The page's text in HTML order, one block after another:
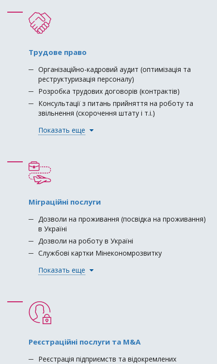
Трудове право
Організаційно-кадровий аудит (оптимізація та
реструктуризація персоналу)
Розробка трудових договорів (контрактів)
Консультації з питань прийняття на роботу та
звільнення (скорочення штату і т.і.)
Показать еще
Міграційні послуги
Дозволи на проживання (посвідка на проживання)
в Україні
Дозволи на роботу в Україні
Службові картки Мінекономрозвитку
Показать еще
Реєстраційні послуги та M&A
Реєстрація підприємств та відокремлених